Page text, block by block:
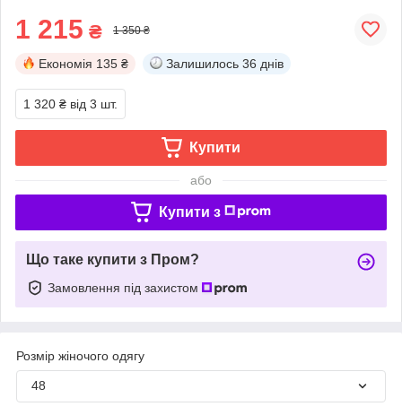
1 215 ₴ 1 350 ₴
Економія 135 ₴ Залишилось 36 днів
1 320 ₴ від 3 шт.
Купити
або
Купити з
Що таке купити з Пром?
Замовлення під захистом
Розмір жіночого одягу
48